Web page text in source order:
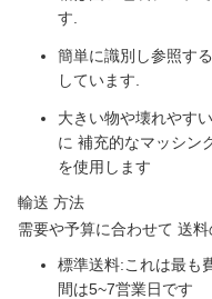
す.
簡単に識別し参照す
しています.
大きい物や壊れやす
に 補充的なマッシン
を使用します
輸送 方法
需要や予算に合わせて 送
標準送料:これは最も
間は5~7営業日です